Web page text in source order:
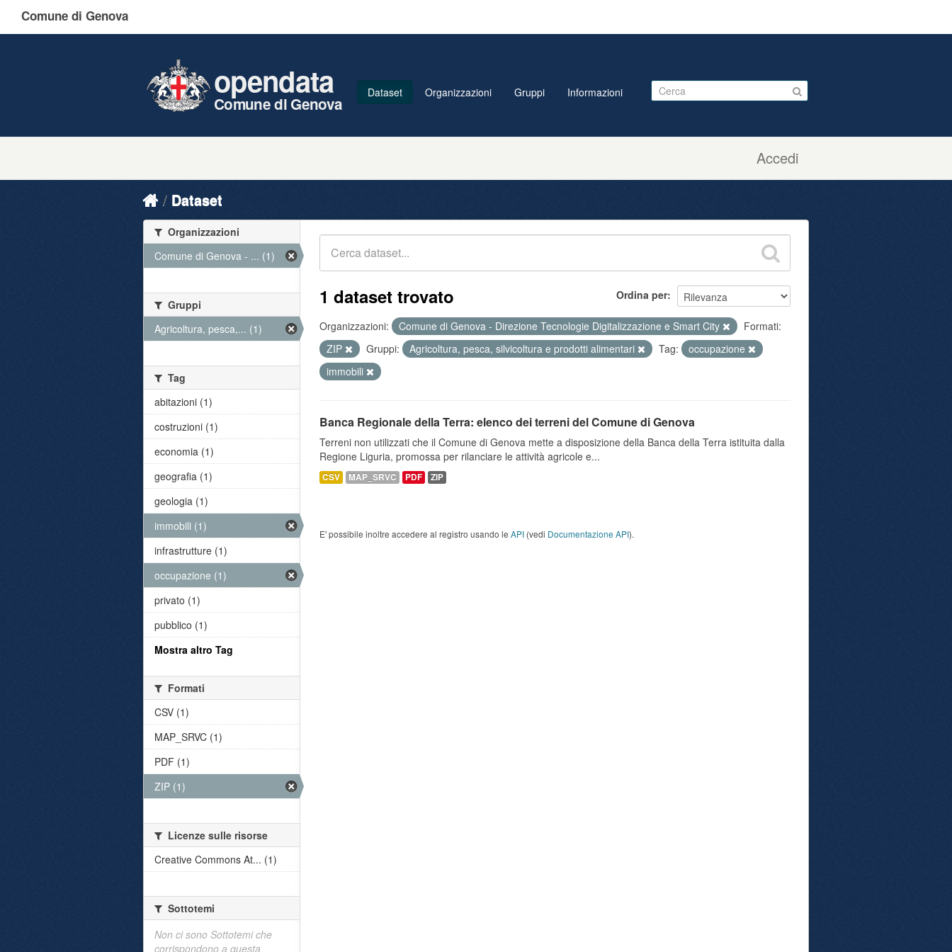
Comune di Genova
Accedi
opendata
Comune di Genova
Dataset Organizzazioni Gruppi Informazioni
Dataset
Ordina per
1 dataset trovato
Organizzazioni: Comune di Genova - Direzione Tecnologie Digitalizzazione e Smart City
Formati:
ZIP
Gruppi: Agricoltura, pesca, silvicoltura e prodotti alimentari Tag:
occupazione
immobili
Banca Regionale della Terra: elenco dei terreni del Comune di Genova
Terreni non utilizzati che il Comune di Genova mette a disposizione della Banca della Terra istituita dalla
Regione Liguria, promossa per rilanciare le attività agricole e...
CSV MAP_SRVC PDF ZIP
E' possibile inoltre accedere al registro usando le API (vedi Documentazione API).
Organizzazioni
Comune di Genova - ... (1)
Gruppi
Agricoltura, pesca,... (1)
Tag
abitazioni (1)
costruzioni (1)
economia (1)
geografia (1)
geologia (1)
immobili (1)
infrastrutture (1)
occupazione (1)
privato (1)
pubblico (1)
Mostra altro Tag
Formati
CSV (1)
MAP_SRVC (1)
PDF (1)
ZIP (1)
Licenze sulle risorse
Creative Commons At... (1)
Sottotemi
Non ci sono Sottotemi che
corrispondono a questa